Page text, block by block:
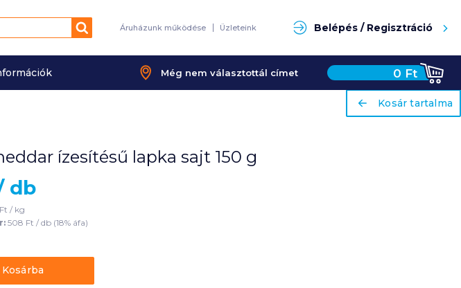
Keresés Áruházunk működése Üzleteink Belépés / Regisztráció
Még nem választottál címet 0 Ft
ariaLabel
Kosár tartalma
ízesítésű lapka sajt 150 g
db
Ft / kg
508 Ft / db (18% áfa)
Kosárba